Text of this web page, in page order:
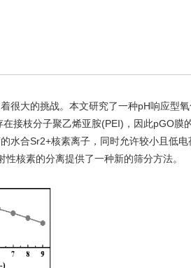
很大的挑战。本文研究了一种pH响应型
接枝分子聚乙烯亚胺(PEI)，因此pGO膜
水合Sr2+核素离子，同时允许较小且低电
核素的分离提供了一种新的筛分方法。